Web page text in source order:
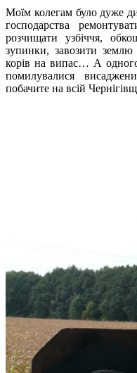
Моїм колегам було дуже
господарства
розчищати узбіччя,
зупинки, завозити
корів на випас… А
помилувалися
побачите на всій